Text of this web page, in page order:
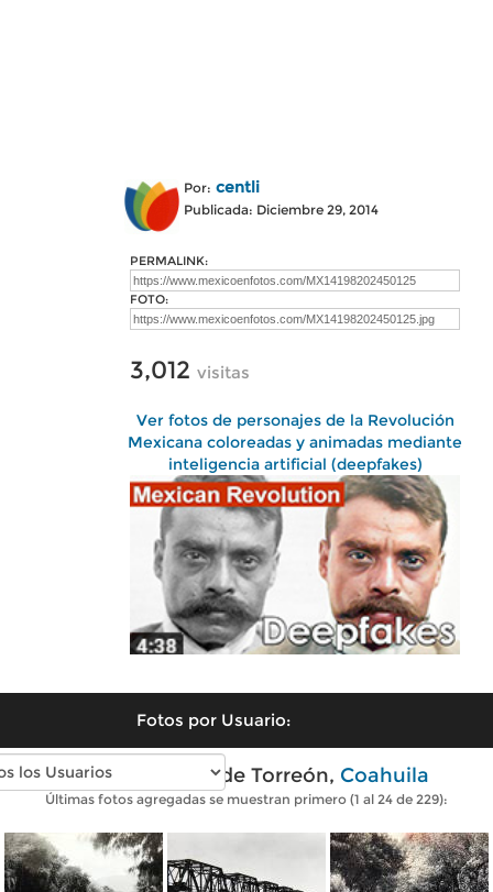
Por: centli
Publicada: Diciembre 29, 2014
PERMALINK:
FOTO:
3,012 visitas
Ver fotos de personajes de la Revolución
Mexicana coloreadas y animadas mediante
inteligencia artificial (deepfakes)
Fotos por Usuario:
Fotos antiguas de Torreón, Coahuila
Últimas fotos agregadas se muestran primero (1 al 24 de 229):